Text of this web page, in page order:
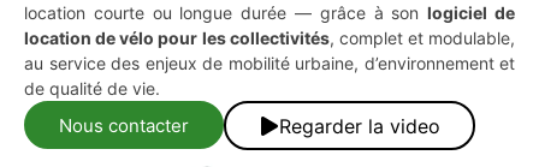
location courte ou longue durée — grâce à sonlogiciel de
location de vélo pour les collectivités, complet et modulable,
au service des enjeux de mobilité urbaine, d’environnement et
de qualité de vie.
Nous contacter Regarder la video